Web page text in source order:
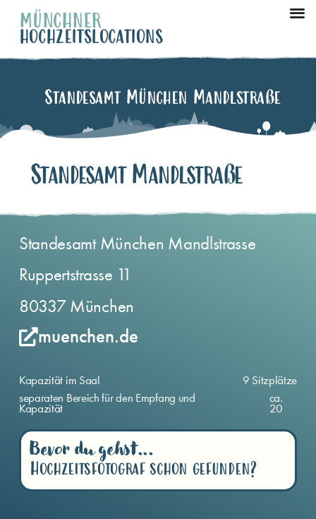
MÜNCHNER
HOCHZEITSLOCATIONS
Standesamt München Mandlstraße
Standesamt Mandlstraße
Standesamt München Mandlstrasse
Ruppertstrasse 11
80337 München
muenchen.de
Kapazität im Saal
9 Sitzplätze
separaten Bereich für den Empfang und
Kapazität
ca.
20
Bevor du gehst...
Hochzeitsfotograf schon gefunden?